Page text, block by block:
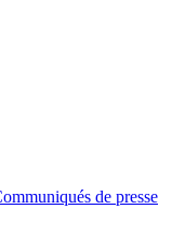
de presse